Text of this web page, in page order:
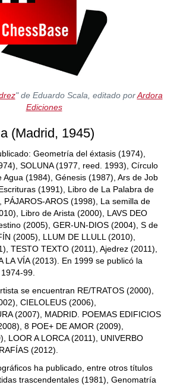
" de Eduardo Scala, editado porArdora
Ediciones
(Madrid, 1945)
Geometría del éxtasis (1974),
SOLUNA (1977, reed. 1993), Círculo
Agua (1984), Génesis (1987), Ars de Job
(1991), Libro de La Palabra de
PÁJAROS-AROS (1998), La semilla de
Libro de Arista (2000), LAVS DEO
(2005), GER-UN-DIOS (2004), S de
(2005), LLUM DE LLULL (2010),
TESTO TEXTO (2011), Ajedrez (2011),
LA VÍA (2013). En 1999 se publicó la
99.
se encuentran RE/TRATOS (2000),
CIELOLEUS (2006),
(2007), MADRID. POEMAS EDIFICIOS
8 POE+ DE AMOR (2009),
LOOR A LORCA (2011), UNIVERBO
(2012).
ha publicado, entre otros títulos
trascendentales (1981), Genomatría